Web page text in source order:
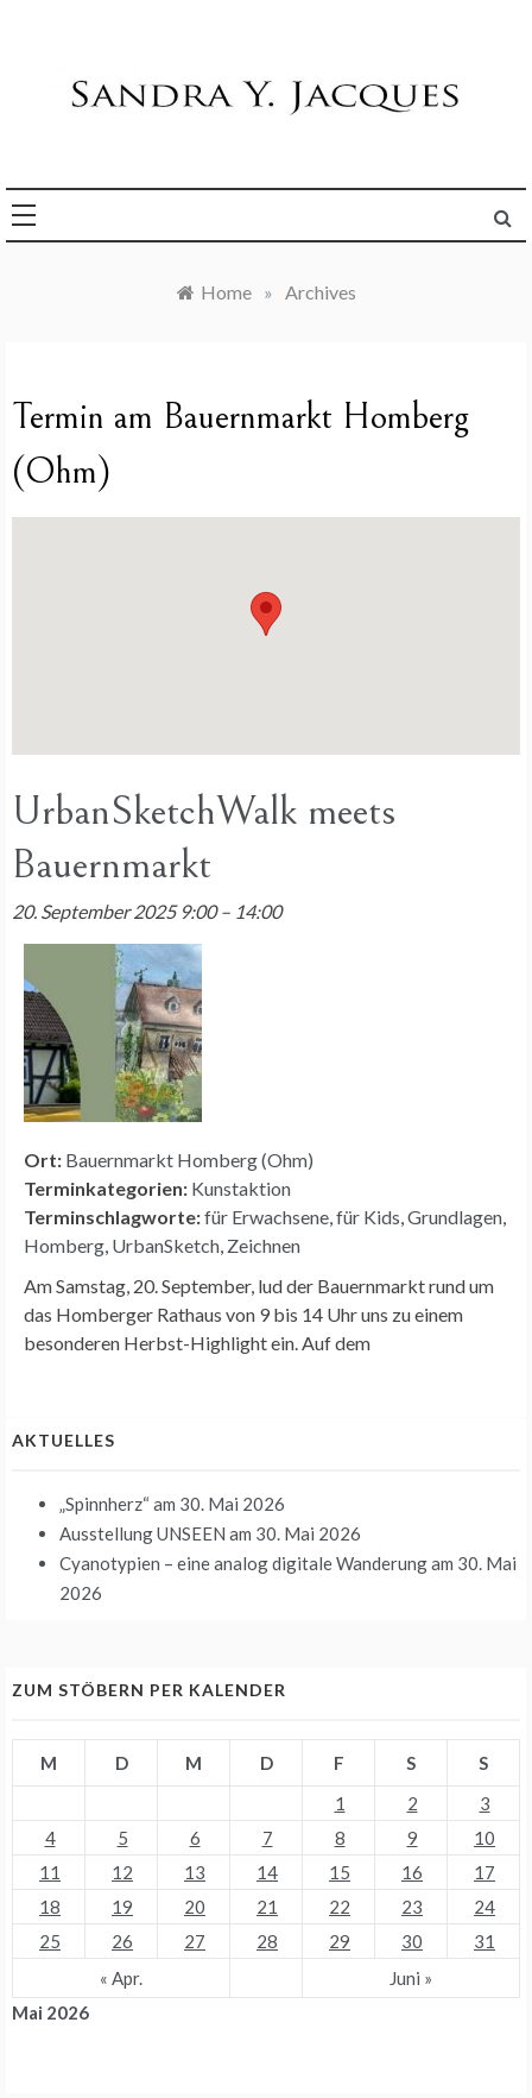
Home » Archives
Termin am Bauernmarkt Homberg
(Ohm)
UrbanSketchWalk meets
Bauernmarkt
20. September 2025 9:00– 14:00
Ort: Bauernmarkt Homberg (Ohm)
Terminkategorien: Kunstaktion
Terminschlagworte:für Erwachsene für Kids Grundlagen
Homberg UrbanSketch Zeichnen
Am Samstag, 20. September, lud der Bauernmarkt rund um
das Homberger Rathaus von 9 bis 14 Uhr uns zu einem
besonderen Herbst-Highlight ein. Auf dem
AKTUELLES
„Spinnherz“ am 30. Mai 2026
Ausstellung UNSEEN am 30. Mai 2026
Cyanotypien – eine analog digitale Wanderungam 30. Mai
2026
ZUM STÖBERN PER KALENDER
Mai 2026
M D M D F S
S
1
2
3
4
5 6 7 8 9
10
11
12 13 14 15 16
17
18
19 20 21 22 23
24
25
26 27 28 29 30
31
« Apr.
Juni »